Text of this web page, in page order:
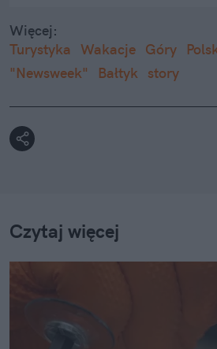
Więcej:
Turystyka Wakacje Góry
"Newsweek"
Bałtyk story
Czytaj więcej